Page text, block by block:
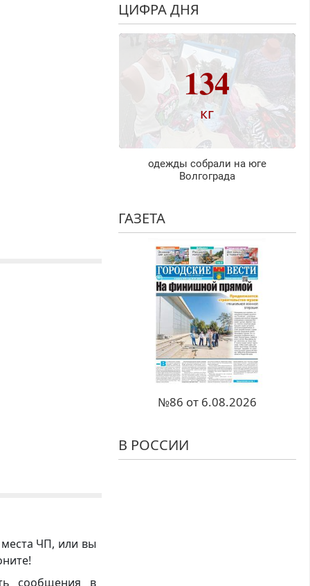
ЧП, или вы
сообщения в
ЦИФРА ДНЯ
134
кг
одежды собрали на юге
Волгограда
ГАЗЕТА
№86 от 6.08.2026
В РОССИИ